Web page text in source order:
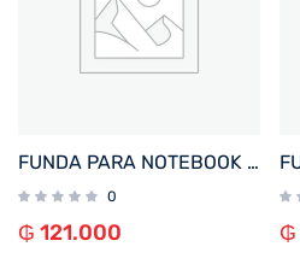
FUNDA PARA NOTEBOOK FTX SEDA-LC 14.1″ LILA
0
₲ 121.000 ₲